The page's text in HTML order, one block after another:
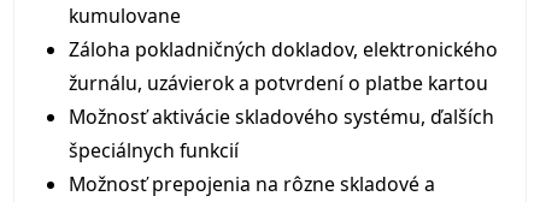
kumulovane
Záloha pokladničných dokladov, elektronického
žurnálu, uzávierok a potvrdení o platbe kartou
Možnosť aktivácie skladového systému, ďalších
špeciálnych funkcií
Možnosť prepojenia na rôzne skladové a